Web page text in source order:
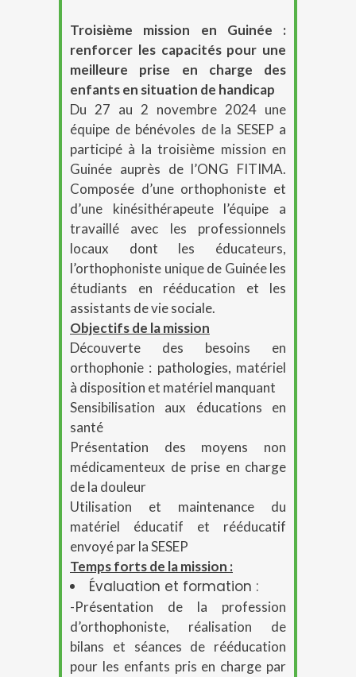
Troisième mission en Guinée :
renforcer les capacités pour une
meilleure prise en charge des
enfants en situation de handicap
Du 27 au 2 novembre 2024 une
équipe de bénévoles de la SESEP a
participé à la troisième mission en
Guinée auprès de l’ONG FITIMA.
Composée d’une orthophoniste et
d’une kinésithérapeute l’équipe a
travaillé avec les professionnels
locaux dont les éducateurs,
l’orthophoniste unique de Guinée les
étudiants en rééducation et les
assistants de vie sociale.
Objectifs de la mission
Découverte des besoins en
orthophonie : pathologies, matériel
à disposition et matériel manquant
Sensibilisation aux éducations en
santé
Présentation des moyens non
médicamenteux de prise en charge
de la douleur
Utilisation et maintenance du
matériel éducatif et rééducatif
envoyé par la SESEP
Temps forts de la mission :
Évaluation et formation :
-Présentation de la profession
d’orthophoniste, réalisation de
bilans et séances de rééducation
pour les enfants pris en charge par